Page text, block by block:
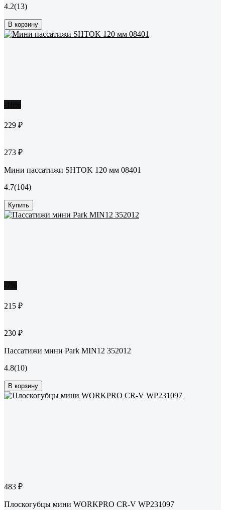
4.2(13)
В корзину
229 ₽
273 ₽
Мини пассатижи SHTOK 120 мм 08401
4.7(104)
Купить
215 ₽
230 ₽
Пассатижи мини Park MIN12 352012
4.8(10)
В корзину
483 ₽
Плоскогубцы мини WORKPRO CR-V WP231097